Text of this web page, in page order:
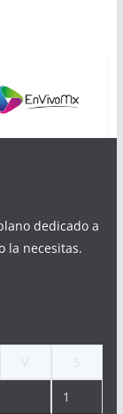
dedicado a
la necesitas.
1